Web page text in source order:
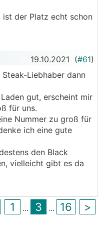
ist der Platz echt schon
19.10.2021 (#61)
Liebhaber dann
gut, erscheint mir
für uns.
Nummer zu groß für
ich eine gute
den Black
vielleicht gibt es da
1 ... 3 ... 16 >